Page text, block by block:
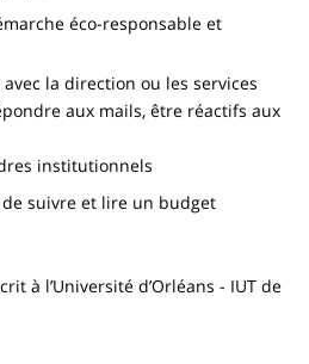
éco-responsable et
la direction ou les services
aux mails, être réactifs aux
institutionnels
suivre et lire un budget
à l’Université d’Orléans - IUT de